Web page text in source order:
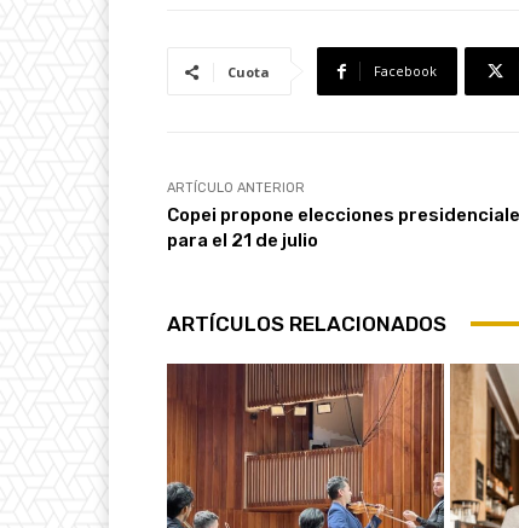
Cuota Facebook
ARTÍCULO ANTERIOR
Copei propone elecciones
para el 21 de julio
ARTÍCULOS RELACIONADOS